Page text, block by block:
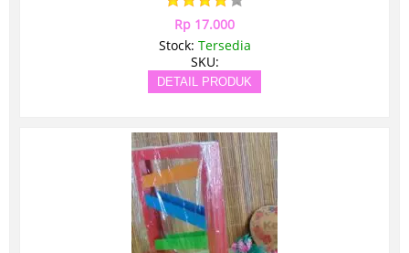
Rp 17.000
Stock: Tersedia
SKU:
DETAIL PRODUK